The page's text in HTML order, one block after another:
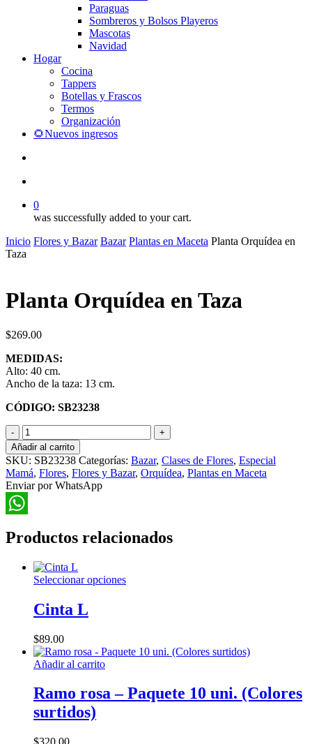
Paraguas
Sombreros y Bolsos Playeros
Mascotas
Navidad
Hogar
Cocina
Tappers
Botellas y Frascos
Termos
Organización
🌻Nuevos ingresos
0
was successfully added to your cart.
Inicio Flores y Bazar Bazar Plantas en Maceta Planta Orquídea en
Taza
Planta Orquídea en Taza
$269.00
MEDIDAS:
Alto: 40 cm.
Ancho de la taza: 13 cm.
CÓDIGO: SB23238
Planta
Orquídea
en
Taza
cantidad
Añadir al carrito
SKU: SB23238 Categorías: Bazar, Clases de Flores, Especial
Mamá, Flores, Flores y Bazar, Orquídea, Plantas en Maceta
Enviar por WhatsApp
Productos relacionados
Seleccionar opcionesEste
opciones
elegir
en
Cinta L
$89.00
Añadir al carrito
Ramo rosa – Paquete 10 uni. (Colores
surtidos)